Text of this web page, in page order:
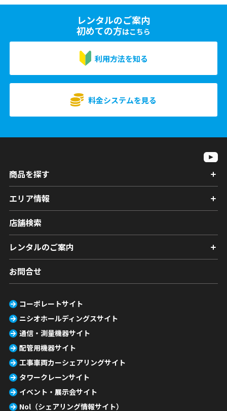
レンタルのご案内
初めての方はこちら
利用方法を知る
料金システムを見る
商品を探す
エリア情報
店舗検索
レンタルのご案内
お問合せ
コーポレートサイト
ニシオホールディングスサイト
通信・測量機器サイト
配管用機器サイト
工事車両カーシェアリングサイト
タワークレーンサイト
イベント・展示会サイト
Nol（シェアリング情報サイト）